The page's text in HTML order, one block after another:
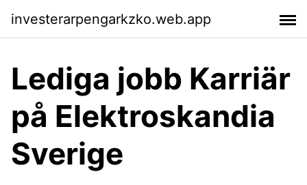
investerarpengarkzko.web.app
Lediga jobb Karriär
på Elektroskandia
Sverige